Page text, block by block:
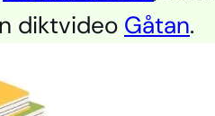
diktvideo Gåtan.